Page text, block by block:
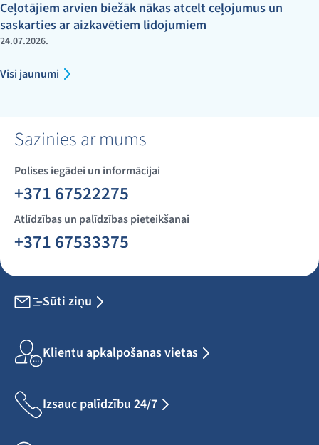
Ceļotājiem arvien biežāk nākas atcelt ceļojumus un
saskarties ar aizkavētiem lidojumiem
24.07.2026.
Visi jaunumi
Sazinies ar mums
Polises iegādei un informācijai
+371 67522275
Atlīdzības un palīdzības pieteikšanai
+371 67533375
Sūti ziņu
Klientu apkalpošanas vietas
Izsauc palīdzību 24/7